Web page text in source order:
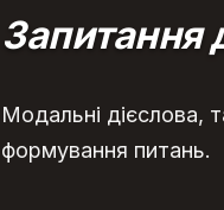
Запитання
Модальні дієслова,
формування питань.